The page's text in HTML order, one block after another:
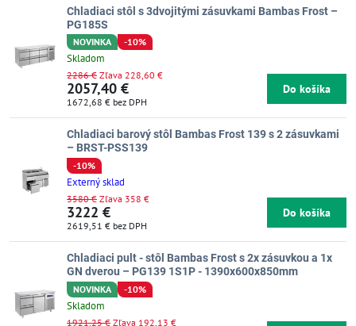
Chladiaci stôl s 3dvojitými zásuvkami Bambas Frost –
PG185S
NOVINKA -10%
Skladom
2057,40 €
1672,68 € bez DPH
2286 € Zľava 228,60 €
Do košíka
Chladiaci barový stôl Bambas Frost 139 s 2 zásuvkami
– BRST-PSS139
-10%
Externý sklad
3222 €
2619,51 € bez DPH
3580 € Zľava 358 €
Do košíka
Chladiaci pult - stôl Bambas Frost s 2x zásuvkou a 1x
GN dverou – PG139 1S1P - 1390x600x850mm
NOVINKA -10%
Skladom
1921,25 € Zľava 192,13 €